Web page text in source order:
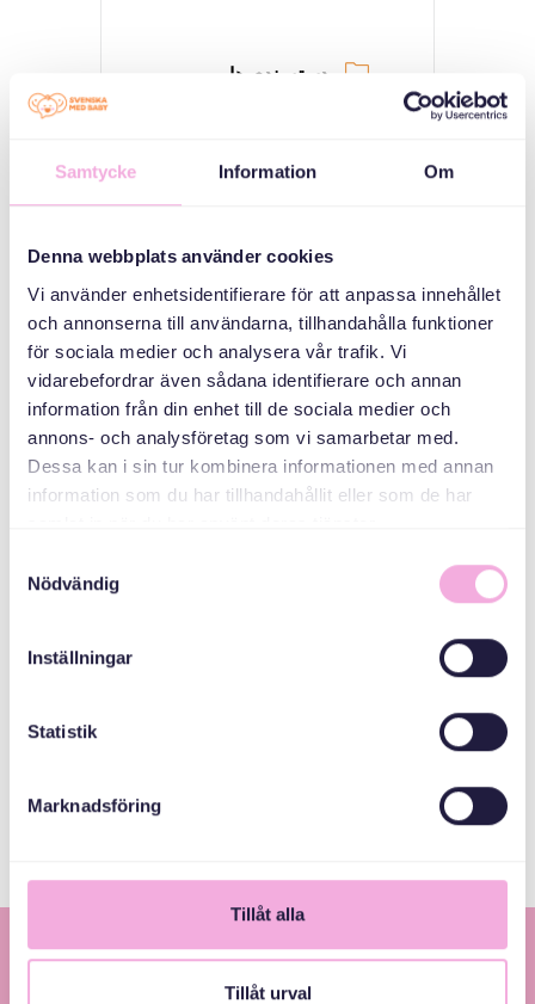
Samtycke Information Om
Denna webbplats använder cookies
Vi använder enhetsidentifierare för att anpassa innehållet
och annonserna till användarna, tillhandahålla funktioner
för sociala medier och analysera vår trafik. Vi
vidarebefordrar även sådana identifierare och annan
information från din enhet till de sociala medier och
annons- och analysföretag som vi samarbetar med.
Dessa kan i sin tur kombinera informationen med annan
information som du har tillhandahållit eller som de har
Nödvändig
Inställningar
Statistik
Marknadsföring
Tillåt alla
Tillåt urval
دسته بندی ها
کنند
سازمان دهنده
Svenska med baby